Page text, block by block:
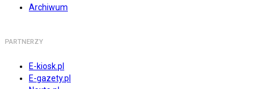
Archiwum
PARTNERZY
E-kiosk.pl
E-gazety.pl